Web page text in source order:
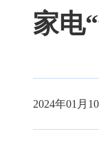
家电
2024年01月